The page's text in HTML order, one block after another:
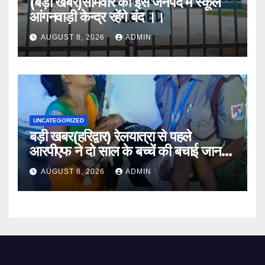
आंगनवाड़ी केन्द्र रहेंगे बंद ।।
AUGUST 8, 2026 ADMIN
UNCATEGORIZED
बड़ी खबर(हरिद्वार) रेलयात्रा से पहले
आरपीएफ ने दो साल के बच्चें की बचाई जान
।।AUGUST 8, 2026 ADMIN